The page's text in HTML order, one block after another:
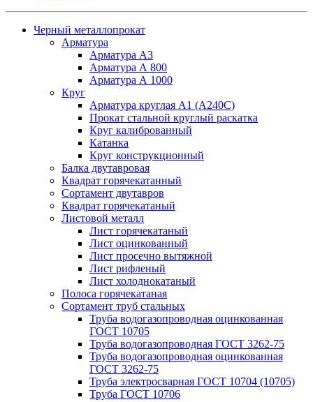
Черный металлопрокат
Арматура
Арматура А3
Арматура А 800
Арматура А 1000
Круг
Арматура круглая А1 (А240C)
Прокат стальной круглый раскатка
Круг калиброванный
Катанка
Круг конструкционный
Балка двутавровая
Квадрат горячекатанный
Сортамент двутавров
Квадрат горячекатаный
Листовой металл
Лист горячекатаный
Лист оцинкованный
Лист просечно вытяжной
Лист рифленый
Лист холоднокатаный
Полоса горячекатаная
Сортамент труб стальных
Труба водогазопроводная оцинкованная
ГОСТ 10705
Труба водогазопроводная ГОСТ 3262-75
Труба водогазопроводная оцинкованная
ГОСТ 3262-75
Труба электросварная ГОСТ 10704 (10705)
Труба ГОСТ 10706